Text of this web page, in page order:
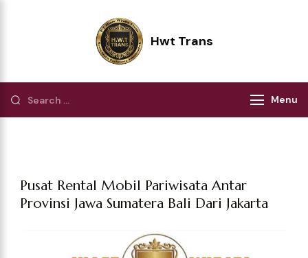
Hwt Trans
Menu
Pusat Rental Mobil Pariwisata Antar
Provinsi Jawa Sumatera Bali Dari Jakarta